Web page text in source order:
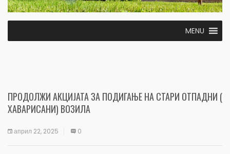
MENU
ПРОДОЛЖИ АКЦИЈАТА ЗА ПОДИГАЊЕ НА СТАРИ ОТПАДНИ (
ХАВАРИСАНИ) ВОЗИЛА
април 22, 2025 0